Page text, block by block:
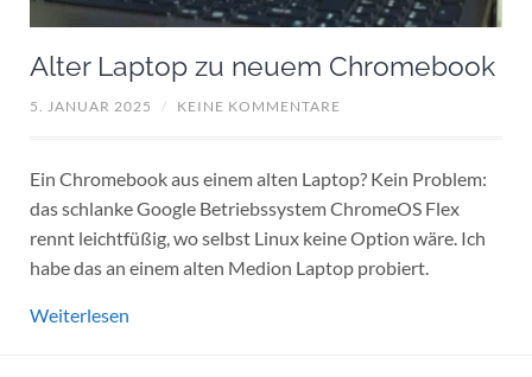
Alter Laptop zu neuem Chromebook
5. JANUAR 2025 / KEINE KOMMENTARE
Ein Chromebook aus einem alten Laptop? Kein Problem:
das schlanke Google Betriebssystem ChromeOS Flex
rennt leichtfüßig, wo selbst Linux keine Option wäre. Ich
habe das an einem alten Medion Laptop probiert.
Weiterlesen